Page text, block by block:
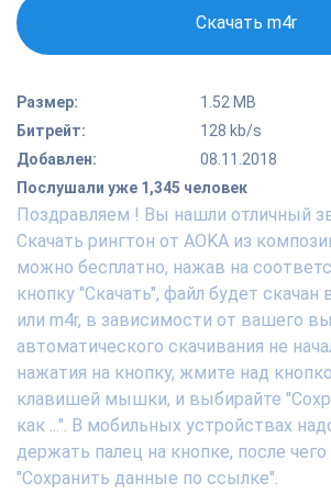
Скачать m4r
Размер:
1.52 MB
Битрейт:
128 kb/s
Добавлен:
08.11.2018
Послушали уже 1,345 человек
Поздравляем ! Вы нашли отличный
Скачать рингтон от AOKA из
можно бесплатно, нажав на
кнопку "Скачать", файл будет скачан
или m4r, в зависимости от вашего
автоматического скачивания не
нажатия на кнопку, жмите над
клавишей мышки, и выбирайте
как ...". В мобильных устройствах
держать палец на кнопке, после
"Сохранить данные по ссылке".